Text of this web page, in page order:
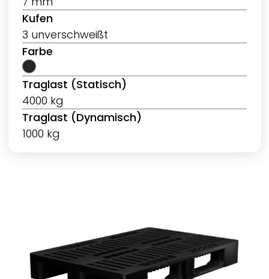
Kufen
3 unverschweißt
Farbe
Traglast (Statisch)
4000 kg
Traglast (Dynamisch)
1000 kg